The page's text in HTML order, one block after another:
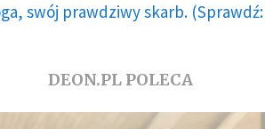
swój prawdziwy skarb. (Sprawdź:
DEON.PL POLECA